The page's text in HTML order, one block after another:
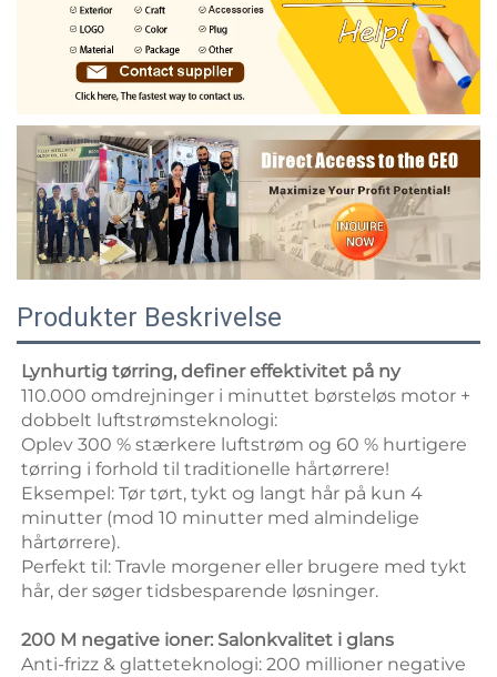
Produkter Beskrivelse
Lynhurtig tørring, definer effektivitet på ny
110.000 omdrejninger i minuttet børsteløs motor +
dobbelt luftstrømsteknologi:
Oplev 300 % stærkere luftstrøm og 60 % hurtigere
tørring i forhold til traditionelle hårtørrere!
Eksempel: Tør tørt, tykt og langt hår på kun 4
minutter (mod 10 minutter med almindelige
hårtørrere).
Perfekt til: Travle morgener eller brugere med tykt
hår, der søger tidsbesparende løsninger.
200 M negative ioner: Salonkvalitet i glans
Anti-frizz & glatteteknologi: 200 millioner negative